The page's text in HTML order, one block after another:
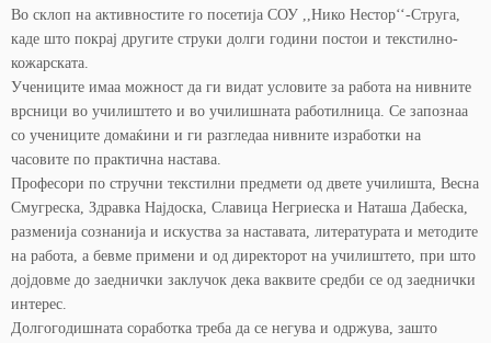
Во склоп на активностите го посетија СОУ ,,Нико Нестор‘‘-Струга,
каде што покрај другите струки долги години постои и текстилно-
кожарската.
Учениците имаа можност да ги видат условите за работа на нивните
врсници во училиштето и во училишната работилница. Се запознаа
со учениците домаќини и ги разгледаа нивните изработки на
часовите по практична настава.
Професори по стручни текстилни предмети од двете училишта, Весна
Смугреска, Здравка Најдоска, Славица Негриеска и Наташа Дабеска,
разменија сознанија и искуства за наставата, литературата и методите
на работа, а бевме примени и од директорот на училиштето, при што
дојдовме до заеднички заклучок дека ваквите средби се од заеднички
интерес.
Долгогодишната соработка треба да се негува и одржува, зашто